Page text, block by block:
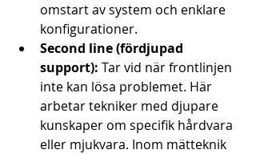
omstart av system och enklare
konfigurationer.
Second line (fördjupad
support): Tar vid när frontlinjen
inte kan lösa problemet. Här
arbetar tekniker med djupare
kunskaper om specifik hårdvara
eller mjukvara. Inom mätteknik